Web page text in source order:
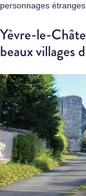
personnages
Yèvre-le-
beaux villages